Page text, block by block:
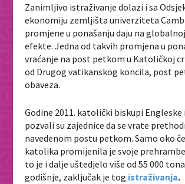
Zanimljivo istraživanje dolazi i sa
ekonomiju zemljišta univerziteta
promjene u ponašanju daju na
efekte. Jedna od takvih promjena u
vraćanje na post petkom u Katoličkoj
od Drugog vatikanskog koncila, post
obaveza.
Godine 2011. katolički biskupi Engleske
pozvali su zajednice da se vrate
navedenom postu petkom. Samo oko
katolika promijenila je svoje
to je i dalje uštedjelo više od 55 000
godišnje, zaključak je tog istraživanja.